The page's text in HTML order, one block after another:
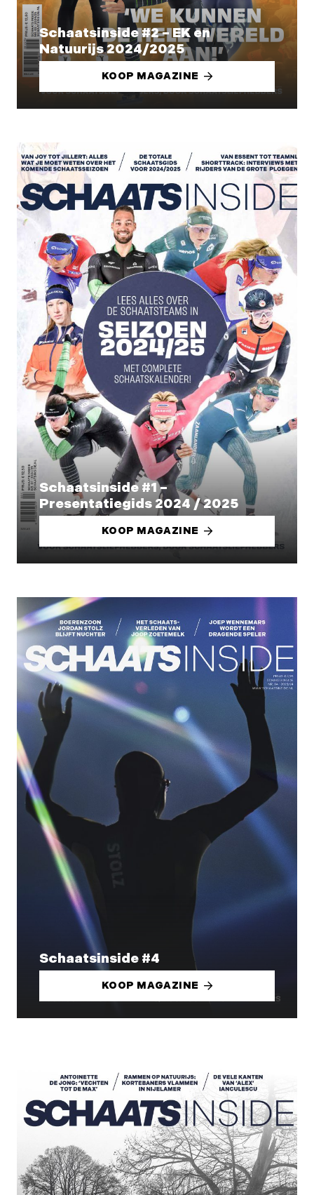
Schaatsinside #2 – EK en
Natuurijs 2024/2025
KOOP MAGAZINE
Schaatsinside #1 –
Presentatiegids 2024 / 2025
KOOP MAGAZINE
Schaatsinside #4
KOOP MAGAZINE